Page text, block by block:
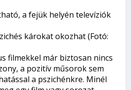
károkat okozhat (Fotó:
filmekkel már biztosan nincs
a pozitív műsorok sem
a pszichénkre. Minél